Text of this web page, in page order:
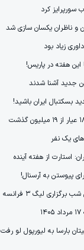
سورپرایز کرد
و ناظران یکسان سازی شد
زیاد بود
این هفته در پاریس!
جدید آشنا شدند
بسکتبال ایران باشید!
یک نفر
استارت از هفته آینده
پیوستن به آرسنال!
لیگ ۳ فرانسه
بارسا به لیورپول لو رفت